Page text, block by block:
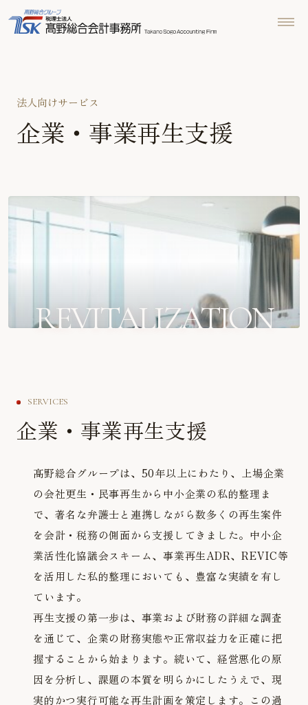
法人向けサービス
企業・事業再生支援
REVITALIZATION
SERVICES
企業・事業再生支援
髙野総合グループは、50年以上にわたり、上場企業
の会社更生・民事再生から中小企業の私的整理ま
で、著名な弁護士と連携しながら数多くの再生案件
を会計・税務の側面から支援してきました。中小企
業活性化協議会スキーム、事業再生ADR、REVIC等
を活用した私的整理においても、豊富な実績を有し
ています。
再生支援の第一歩は、事業および財務の詳細な調査
を通じて、企業の財務実態や正常収益力を正確に把
握することから始まります。続いて、経営悪化の原
因を分析し、課題の本質を明らかにしたうえで、現
実的かつ実行可能な再生計画を策定します。この過